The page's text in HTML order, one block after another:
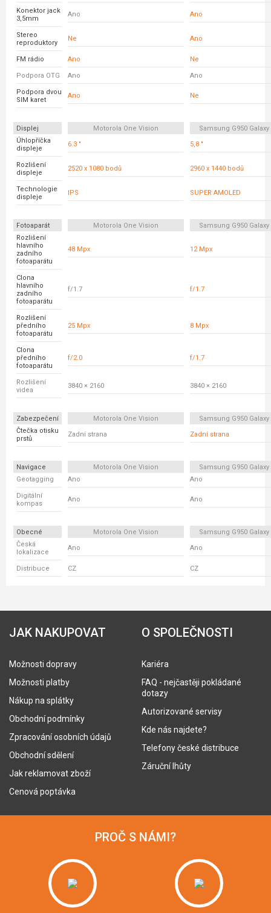
Konektor jack
3,5mm
Ano Ano
Stereo
reproduktory
Ne Ano
FM rádio Ano Ne
Podpora OTG Ano Ano
Podpora dvou
SIM karet
Ano Ne
Displej Motorola One Vision
Samsung G950 Galaxy
Úhlopříčka
displeje
6.3 " 5,8 "
Rozlišení
displeje
2520 x 1080 bodů 2960 x 1440 bodů
Technologie
displeje
IPS SUPER AMOLED
Fotoaparát Motorola One Vision
Samsung G950 Galaxy
Rozlišení
hlavního
zadního
fotoaparátu
48 Mpx 12 Mpx
Clona
hlavního
zadního
fotoaparátu
f/1.7 f/1.7
Rozlišení
předního
fotoaparátu
25 Mpx 8 Mpx
Clona
předního
fotoaparátu
f/2.0 f/1.7
Rozlišení
videa
3840 × 2160 3840 × 2160
Zabezpečení Motorola One Vision
Samsung G950 Galaxy
Čtečka otisku
prstů
Zadní strana Zadní strana
Navigace Motorola One Vision
Samsung G950 Galaxy
Geotagging
Ano Ano
Digitální
kompas
Ano Ano
Obecné Motorola One Vision
Samsung G950 Galaxy
Česká
lokalizace
Ano Ano
Distribuce CZ CZ
JAK NAKUPOVAT
Možnosti dopravy
Možnosti platby
Nákup na splátky
Obchodní podmínky
Zpracování osobních údajů
Obchodní sdělení
Jak reklamovat zboží
Cenová poptávka
O SPOLEČNOSTI
Kariéra
FAQ - nejčastěji pokládané
dotazy
Autorizované servisy
Kde nás najdete?
Telefony české distribuce
Záruční lhůty
PROČ S NÁMI?